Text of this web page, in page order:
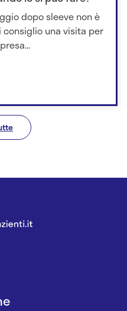
dopo sleeve non è
consiglio una visita per